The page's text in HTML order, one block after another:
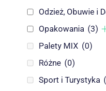
Odzież, Obuwie i
Opakowania (3)
Palety MIX (0)
Różne (0)
Sport i Turystyka